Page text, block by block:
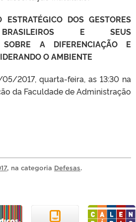
ESTRATÉGICO DOS GESTORES
BRASILEIROS E SEUS
SOBRE A DIFERENCIAÇÃO E
O AMBIENTE
2017, quarta-feira, as 13:30 na
da Faculdade de Administração
, na categoria Defesas.